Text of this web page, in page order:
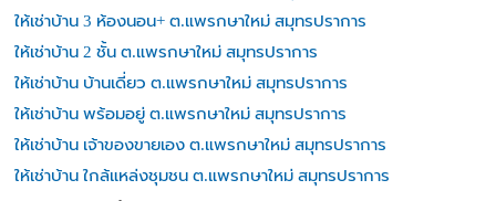
ให้เช่าบ้าน 3 ห้องนอน+ ต.แพรกษาใหม่ สมุทรปราการ
ให้เช่าบ้าน 2 ชั้น ต.แพรกษาใหม่ สมุทรปราการ
ให้เช่าบ้าน บ้านเดี่ยว ต.แพรกษาใหม่ สมุทรปราการ
ให้เช่าบ้าน พร้อมอยู่ ต.แพรกษาใหม่ สมุทรปราการ
ให้เช่าบ้าน เจ้าของขายเอง ต.แพรกษาใหม่ สมุทรปราการ
ให้เช่าบ้าน ใกล้แหล่งชุมชน ต.แพรกษาใหม่ สมุทรปราการ